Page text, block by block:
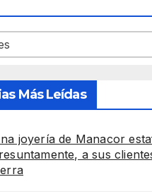
Más Leídas
joyería de Manacor
a sus